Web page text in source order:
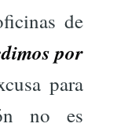
de
por
para
no es